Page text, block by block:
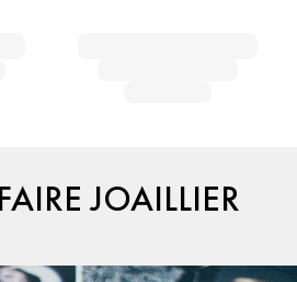
JOAILLIER